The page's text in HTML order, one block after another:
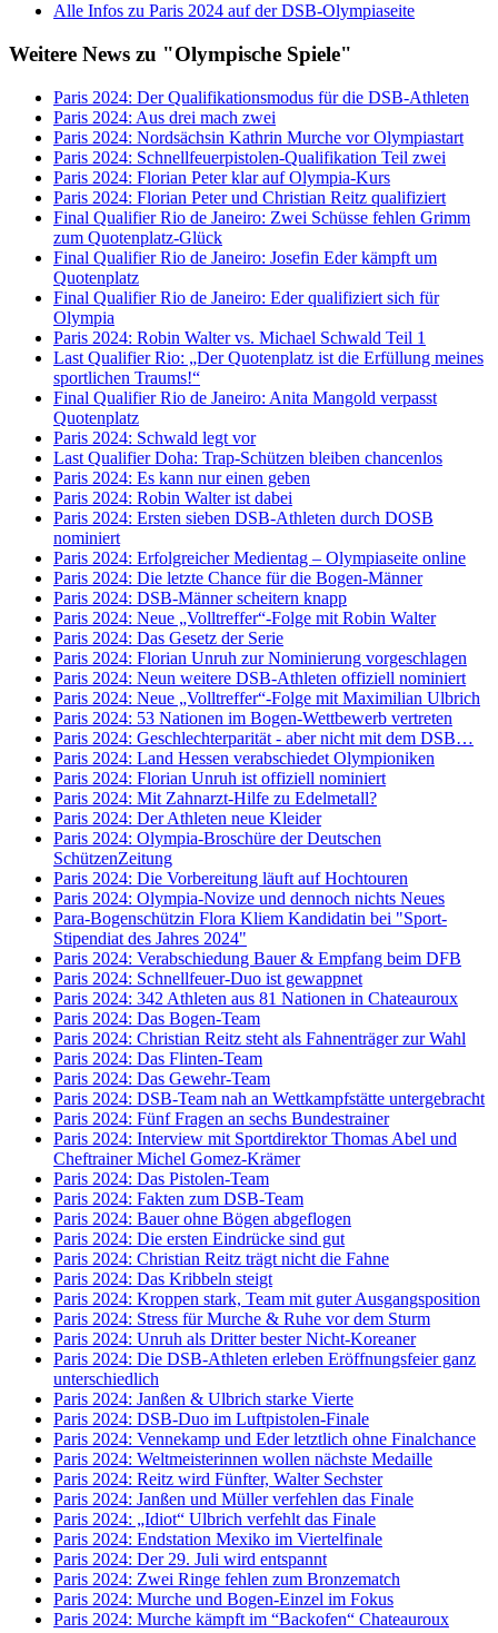
Alle Infos zu Paris 2024 auf der DSB-Olympiaseite
Weitere News zu "Olympische Spiele"
Paris 2024: Der Qualifikationsmodus für die DSB-Athleten
Paris 2024: Aus drei mach zwei
Paris 2024: Nordsächsin Kathrin Murche vor Olympiastart
Paris 2024: Schnellfeuerpistolen-Qualifikation Teil zwei
Paris 2024: Florian Peter klar auf Olympia-Kurs
Paris 2024: Florian Peter und Christian Reitz qualifiziert
Final Qualifier Rio de Janeiro: Zwei Schüsse fehlen Grimm
zum Quotenplatz-Glück
Final Qualifier Rio de Janeiro: Josefin Eder kämpft um
Quotenplatz
Final Qualifier Rio de Janeiro: Eder qualifiziert sich für
Olympia
Paris 2024: Robin Walter vs. Michael Schwald Teil 1
Last Qualifier Rio: „Der Quotenplatz ist die Erfüllung meines
sportlichen Traums!“
Final Qualifier Rio de Janeiro: Anita Mangold verpasst
Quotenplatz
Paris 2024: Schwald legt vor
Last Qualifier Doha: Trap-Schützen bleiben chancenlos
Paris 2024: Es kann nur einen geben
Paris 2024: Robin Walter ist dabei
Paris 2024: Ersten sieben DSB-Athleten durch DOSB
nominiert
Paris 2024: Erfolgreicher Medientag – Olympiaseite online
Paris 2024: Die letzte Chance für die Bogen-Männer
Paris 2024: DSB-Männer scheitern knapp
Paris 2024: Neue „Volltreffer“-Folge mit Robin Walter
Paris 2024: Das Gesetz der Serie
Paris 2024: Florian Unruh zur Nominierung vorgeschlagen
Paris 2024: Neun weitere DSB-Athleten offiziell nominiert
Paris 2024: Neue „Volltreffer“-Folge mit Maximilian Ulbrich
Paris 2024: 53 Nationen im Bogen-Wettbewerb vertreten
Paris 2024: Geschlechterparität - aber nicht mit dem DSB…
Paris 2024: Land Hessen verabschiedet Olympioniken
Paris 2024: Florian Unruh ist offiziell nominiert
Paris 2024: Mit Zahnarzt-Hilfe zu Edelmetall?
Paris 2024: Der Athleten neue Kleider
Paris 2024: Olympia-Broschüre der Deutschen
SchützenZeitung
Paris 2024: Die Vorbereitung läuft auf Hochtouren
Paris 2024: Olympia-Novize und dennoch nichts Neues
Para-Bogenschützin Flora Kliem Kandidatin bei "Sport-
Stipendiat des Jahres 2024"
Paris 2024: Verabschiedung Bauer & Empfang beim DFB
Paris 2024: Schnellfeuer-Duo ist gewappnet
Paris 2024: 342 Athleten aus 81 Nationen in Chateauroux
Paris 2024: Das Bogen-Team
Paris 2024: Christian Reitz steht als Fahnenträger zur Wahl
Paris 2024: Das Flinten-Team
Paris 2024: Das Gewehr-Team
Paris 2024: DSB-Team nah an Wettkampfstätte untergebracht
Paris 2024: Fünf Fragen an sechs Bundestrainer
Paris 2024: Interview mit Sportdirektor Thomas Abel und
Cheftrainer Michel Gomez-Krämer
Paris 2024: Das Pistolen-Team
Paris 2024: Fakten zum DSB-Team
Paris 2024: Bauer ohne Bögen abgeflogen
Paris 2024: Die ersten Eindrücke sind gut
Paris 2024: Christian Reitz trägt nicht die Fahne
Paris 2024: Das Kribbeln steigt
Paris 2024: Kroppen stark, Team mit guter Ausgangsposition
Paris 2024: Stress für Murche & Ruhe vor dem Sturm
Paris 2024: Unruh als Dritter bester Nicht-Koreaner
Paris 2024: Die DSB-Athleten erleben Eröffnungsfeier ganz
unterschiedlich
Paris 2024: Janßen & Ulbrich starke Vierte
Paris 2024: DSB-Duo im Luftpistolen-Finale
Paris 2024: Vennekamp und Eder letztlich ohne Finalchance
Paris 2024: Weltmeisterinnen wollen nächste Medaille
Paris 2024: Reitz wird Fünfter, Walter Sechster
Paris 2024: Janßen und Müller verfehlen das Finale
Paris 2024: „Idiot“ Ulbrich verfehlt das Finale
Paris 2024: Endstation Mexiko im Viertelfinale
Paris 2024: Der 29. Juli wird entspannt
Paris 2024: Zwei Ringe fehlen zum Bronzematch
Paris 2024: Murche und Bogen-Einzel im Fokus
Paris 2024: Murche kämpft im “Backofen“ Chateauroux